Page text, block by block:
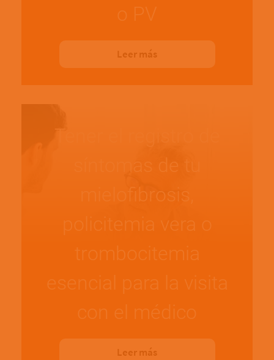
o PV
Leer más
mielofibrosis,
policitemia vera o
trombocitemia
esencial para la visita
con el médico
Leer más